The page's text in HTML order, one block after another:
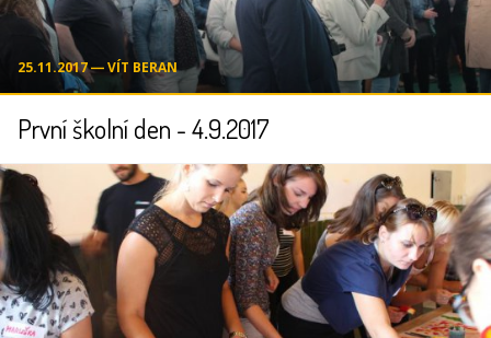
25.11.2017 ― VÍT BERAN
První školní den - 4.9.2017